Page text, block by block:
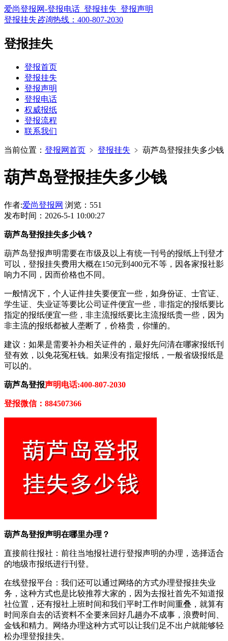
爱尚登报网-登报电话_登报挂失_登报声明
登报挂失咨询热线： 400-807-2030
登报挂失
登报首页
登报挂失
登报声明
登报电话
权威报纸
登报流程
联系我们
当前位置： 登报网首页 ﹥ 登报挂失 ﹥ 葫芦岛登报挂失多少钱
葫芦岛登报挂失多少钱
作者:爱尚登报网 浏览：551
发布时间：2026-5-1 10:00:27
葫芦岛登报挂失多少钱？
葫芦岛登报声明需要在市级及以上有统一刊号的报纸上刊登才
可以，登报挂失费用大概在150元到400元不等，因各家报社影
响力不同，因而价格也不同。
一般情况下，个人证件挂失要便宜一些，如身份证、士官证、
学生证、失业证等要比公司证件便宜一些，非指定的报纸要比
指定的报纸便宜一些，非主流报纸要比主流报纸贵一些，因为
非主流的报纸都被人垄断了，价格贵，你懂的。
建议：如果是需要补办相关证件的，最好先问清在哪家报纸刊
登有效，以免花冤枉钱。如果没有指定报纸，一般省级报纸是
可以的。
葫芦岛登报声明电话:400-807-2030
登报微信：884507366
葫芦岛登报声明在哪里办理？
直接前往报社：前往当地报社进行登报声明的办理，选择适合
的地级市报纸进行刊登。
在线登报平台：我们还可以通过网络的方式办理登报挂失业
务，这种方式也是比较推荐大家的，因为去报社首先不知道报
社位置，还有报社上班时间和我们平时工作时间重叠，就算有
时间亲自去的话资料不全要来回好几趟办不成事，浪费时间、
金钱和精力。网络办理这种方式可以让我们足不出户就能够轻
松办理登报挂失。